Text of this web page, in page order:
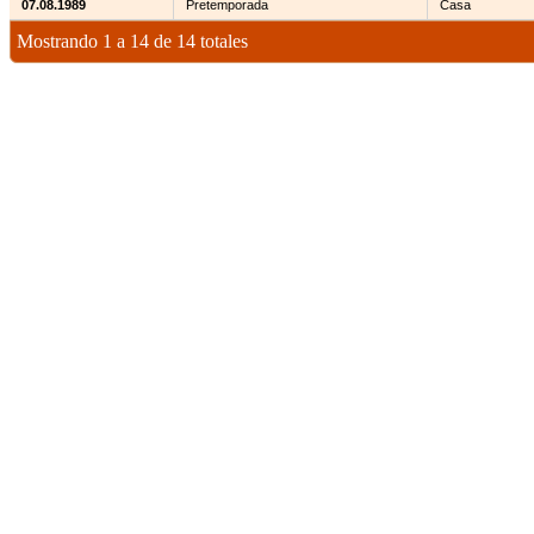
07.08.1989 Pretemporada Casa
Mostrando 1 a 14 de 14 totales